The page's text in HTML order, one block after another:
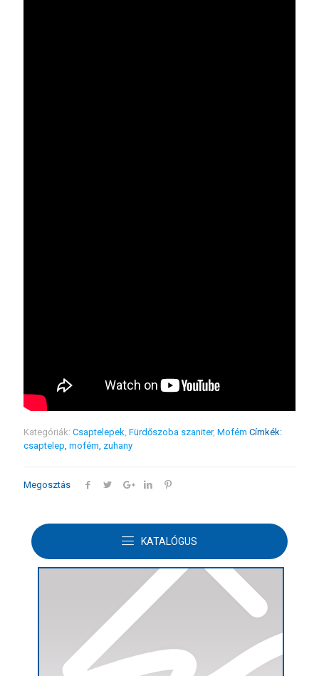
Kategóriák: Csaptelepek, Fürdőszoba szaniter, Mofém Címkék:
csaptelep, mofém, zuhany
Megosztás
KATALÓGUS